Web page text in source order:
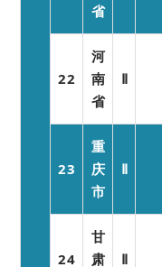
省
22
河
南
省
Ⅱ
23
重
庆
市
Ⅱ
24
甘
肃
Ⅱ